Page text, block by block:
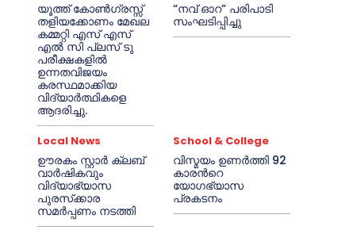
യൂത്ത് കോൺഗ്രസ്സ്
തളിയക്കോണം മേഖല
കമ്മറ്റി എസ് എസ്
എൽ സി പ്ലസ് ടു
പരീക്ഷകളിൽ
ഉന്നതവിജയം
കരസ്ഥമാക്കിയ
വിദ്യാർത്ഥികളെ
ആദരിച്ചു.
“നവ് ഓറ” പരിപാടി
സംഘടിപ്പിച്ചു
Local News
ഊരകം സ്റ്റാർ ക്ലബ്
വാർഷികവും
വിദ്യാഭ്യാസ
പുരസ്‌ക്കാര
സമർപ്പണം നടത്തി
School & College
വിസ്മയം ഉണർത്തി 92
കാരൻറെ
യോഗഭ്യാസ
പ്രകടനം